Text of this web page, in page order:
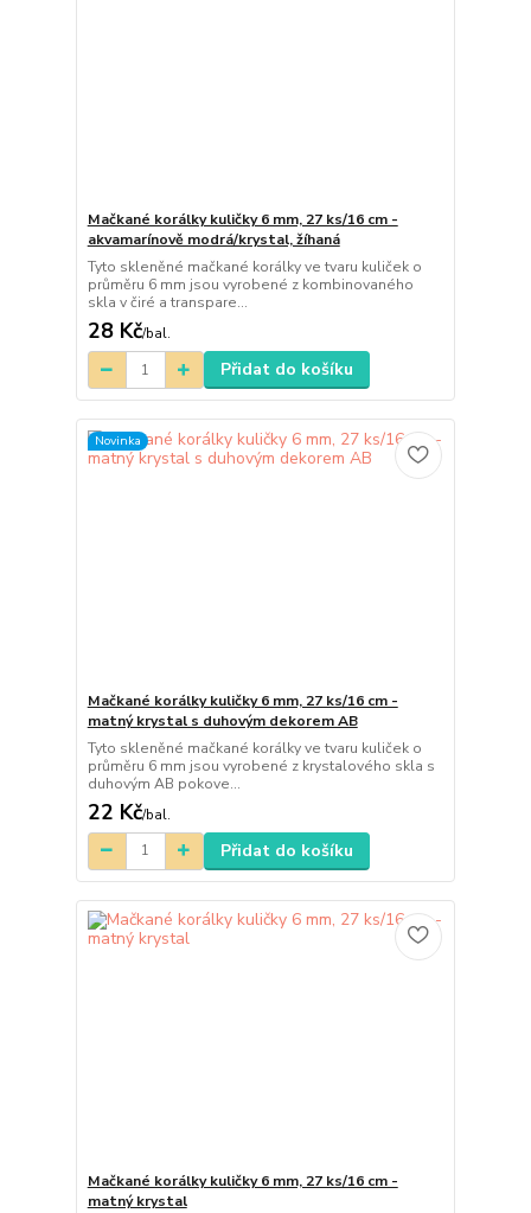
Mačkané korálky kuličky 6 mm, 27 ks/16 cm -
akvamarínově modrá/krystal, žíhaná
Tyto skleněné mačkané korálky ve tvaru kuliček o
průměru 6 mm jsou vyrobené z kombinovaného
skla v čiré a transpare...
28 Kč/bal.
Přidat do košíku
Novinka
Mačkané korálky kuličky 6 mm, 27 ks/16 cm -
matný krystal s duhovým dekorem AB
Tyto skleněné mačkané korálky ve tvaru kuliček o
průměru 6 mm jsou vyrobené z krystalového skla s
duhovým AB pokove...
22 Kč/bal.
Přidat do košíku
Mačkané korálky kuličky 6 mm, 27 ks/16 cm -
matný krystal